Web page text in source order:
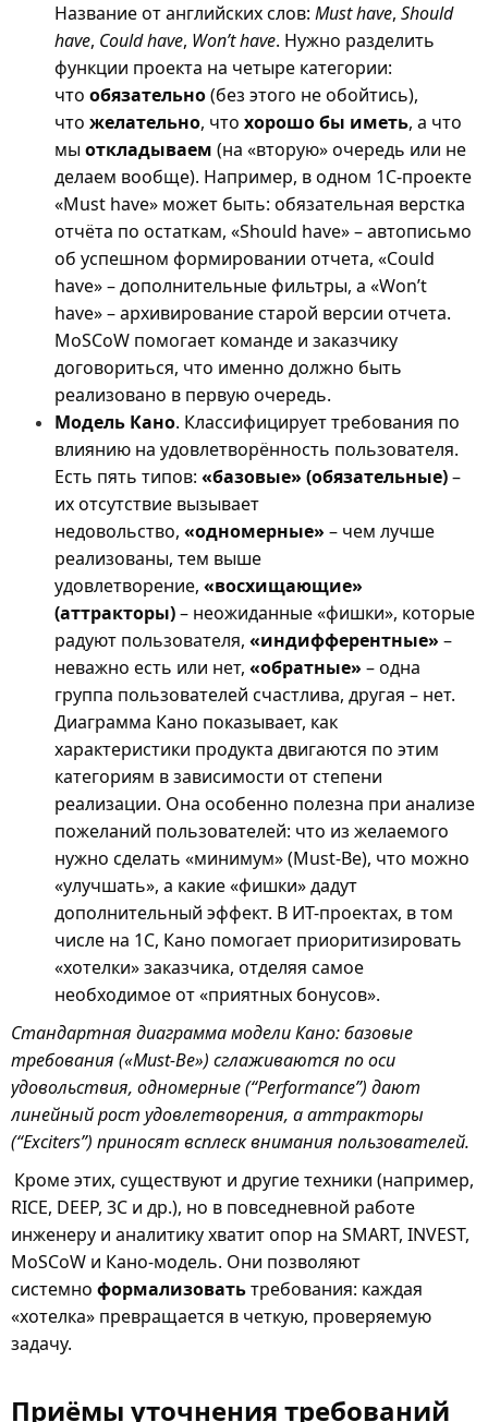
Название от английских слов: Must have, Should
have, Could have, Won’t have. Нужно разделить
функции проекта на четыре категории:
что обязательно(без этого не обойтись),
что желательно, что хорошо бы иметь, а что
мы откладываем (на «вторую» очередь или не
делаем вообще). Например, в одном 1С-проекте
«Must have» может быть: обязательная верстка
отчёта по остаткам, «Should have» – автописьмо
об успешном формировании отчета, «Could
have» – дополнительные фильтры, а «Won’t
have» – архивирование старой версии отчета.
MoSCoW помогает команде и заказчику
договориться, что именно должно быть
реализовано в первую очередь.
Модель Кано. Классифицирует требования по
влиянию на удовлетворённость пользователя.
Есть пять типов: «базовые» (обязательные)–
их отсутствие вызывает
недовольство, «одномерные» – чем лучше
реализованы, тем выше
удовлетворение, «восхищающие»
(аттракторы)– неожиданные «фишки», которые
радуют пользователя, «индифферентные» –
неважно есть или нет, «обратные» – одна
группа пользователей счастлива, другая – нет.
Диаграмма Кано показывает, как
характеристики продукта двигаются по этим
категориям в зависимости от степени
реализации. Она особенно полезна при анализе
пожеланий пользователей: что из желаемого
нужно сделать «минимум» (Must-Be), что можно
«улучшать», а какие «фишки» дадут
дополнительный эффект. В ИТ-проектах, в том
числе на 1С, Кано помогает приоритизировать
«хотелки» заказчика, отделяя самое
необходимое от «приятных бонусов».
Стандартная диаграмма модели Кано: базовые
требования («Must-Be») сглаживаются по оси
удовольствия, одномерные (“Performance”) дают
линейный рост удовлетворения, а аттракторы
(“Exciters”) приносят всплеск внимания пользователей.
Кроме этих, существуют и другие техники (например,
RICE, DEEP, 3C и др.), но в повседневной работе
инженеру и аналитику хватит опор на SMART, INVEST,
MoSCoW и Кано-модель. Они позволяют
системно формализоватьтребования: каждая
«хотелка» превращается в четкую, проверяемую
задачу.
Приёмы уточнения требований